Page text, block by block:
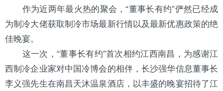
作为近两年最火热的聚会，“董事长有约”俨然已经成
为制冷大佬获取制冷市场最新行情以及最新优惠政策的绝
佳晚宴。
这一次，“董事长有约”首次相约江西南昌，为感谢江
西制冷企业家对中国冷博会的相伴，长沙强华信息董事长
李义强先生在南昌天沐温泉酒店，以丰盛的晚宴招待了江